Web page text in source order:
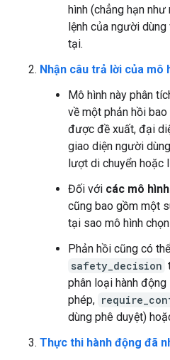
hình (chẳng hạn
lệnh của người dùng
tại.
Nhận câu trả lời của mô
Mô hình này phân
về một phản hồi
được đề xuất, đại
giao diện người
lượt di chuyển hoặc
Đối với các mô
cũng bao gồm một
tại sao mô hình
Phản hồi cũng có
safety_decision
phân loại hành
phép,
dùng phê duyệt)
Thực thi hành động đã